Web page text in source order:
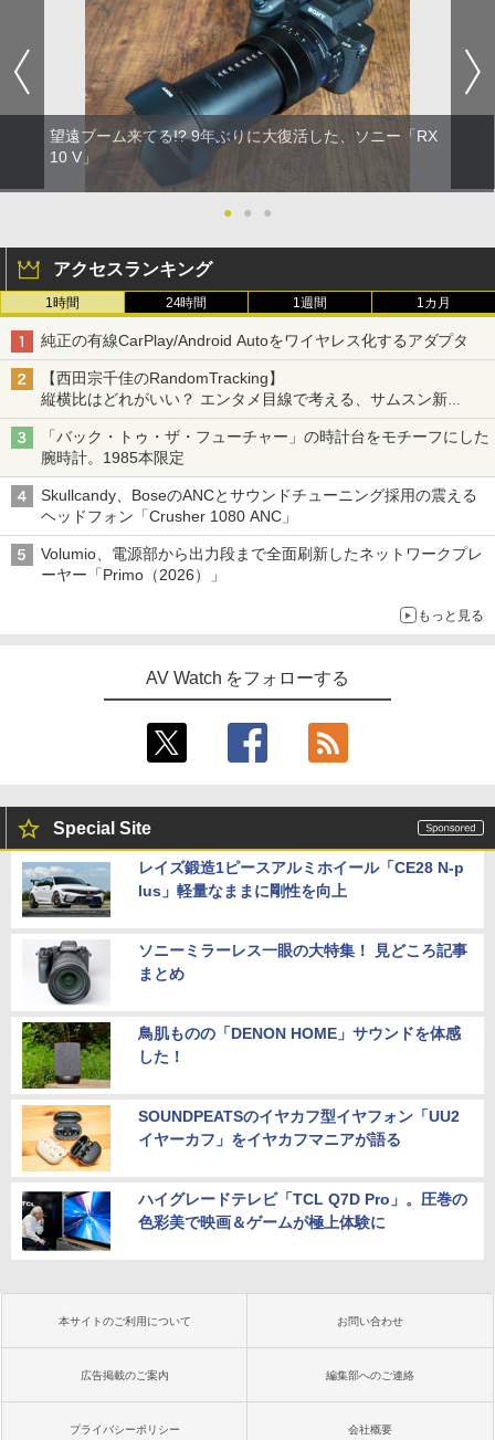
望遠ブーム来てる!? 9年ぶりに大復活した、ソニー「RX
10 V」
● ● ●
アクセスランキング
1時間 24時間 1週間 1カ月
純正の有線CarPlay/Android Autoをワイヤレス化するアダプタ
【西田宗千佳のRandomTracking】
縦横比はどれがいい？ エンタメ目線で考える、サムスン新
「Galaxy Z Fold」
「バック・トゥ・ザ・フューチャー」の時計台をモチーフにした
腕時計。1985本限定
Skullcandy、BoseのANCとサウンドチューニング採用の震える
ヘッドフォン「Crusher 1080 ANC」
Volumio、電源部から出力段まで全面刷新したネットワークプレ
ーヤー「Primo（2026）」
もっと見る
AV Watch をフォローする
Special Site
レイズ鍛造1ピースアルミホイール「CE28 N-p
lus」軽量なままに剛性を向上
ソニーミラーレス一眼の大特集！ 見どころ記事
まとめ
鳥肌ものの「DENON HOME」サウンドを体感
した！
SOUNDPEATSのイヤカフ型イヤフォン「UU2
イヤーカフ」をイヤカフマニアが語る
ハイグレードテレビ「TCL Q7D Pro」。圧巻の
色彩美で映画＆ゲームが極上体験に
本サイトのご利用について お問い合わせ
広告掲載のご案内 編集部へのご連絡
プライバシーポリシー 会社概要